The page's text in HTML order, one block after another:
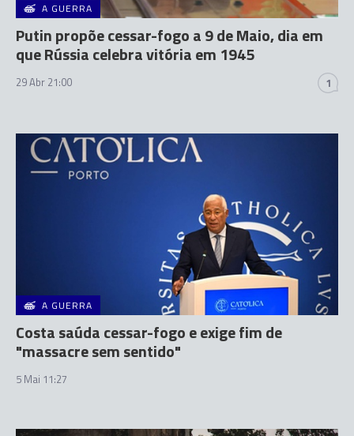
A GUERRA
Putin propõe cessar-fogo a 9 de Maio, dia em
que Rússia celebra vitória em 1945
29 Abr 21:00 1
A GUERRA
Costa saúda cessar-fogo e exige fim de
"massacre sem sentido"
5 Mai 11:27